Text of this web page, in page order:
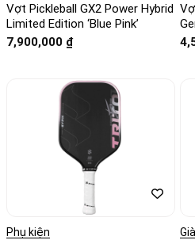
Vợt Pickleball GX2 Power Hybrid
Limited Edition ‘Blue Pink’
7,900,000 ₫
Phụ kiện